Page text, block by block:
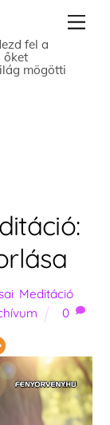
fel a
őket
mögötti
Meditáció
0